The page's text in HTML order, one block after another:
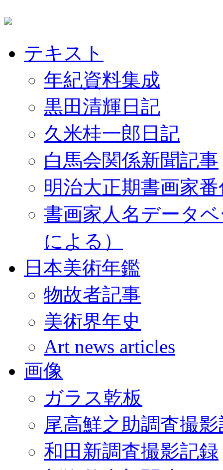
テキスト
年紀資料集成
黒田清輝日記
久米桂一郎日記
白馬会関係新聞記事
明治大正期書画家
書画家人名データ
による）
日本美術年鑑
物故者記事
美術界年史
Art news articles
画像
ガラス乾板
尾高鮮之助調査撮
和田新調査撮影記録